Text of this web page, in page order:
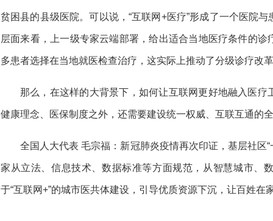
贫困县的县级医院。可以说，“互联网+医疗”形成了一个医院
层面来看，上一级专家云端部署，给出适合当地医疗条件的
多患者选择在当地就医检查治疗，这实际上推动了分级诊疗改
那么，在这样的大背景下，如何让互联网更好地融入医
健康理念、医保制度之外，还需要建设统一权威、互联互通的
全国人大代表 毛宗福：新冠肺炎疫情再次印证，基层社区“
家从立法、信息技术、数据标准等方面规范，从智慧城市、
于“互联网+”的城市医共体建设，引导优质资源下沉，让百姓在